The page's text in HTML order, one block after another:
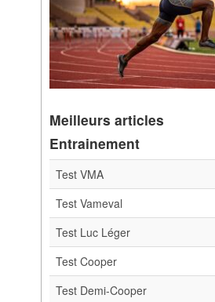
Meilleurs articles
Entrainement
Test VMA
Test Vameval
Test Luc Léger
Test Cooper
Test Demi-Cooper